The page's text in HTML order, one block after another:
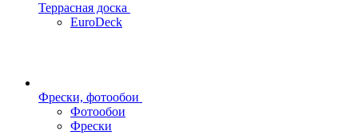
Террасная доска
EuroDeck
Фрески, фотообои
Фотообои
Фрески